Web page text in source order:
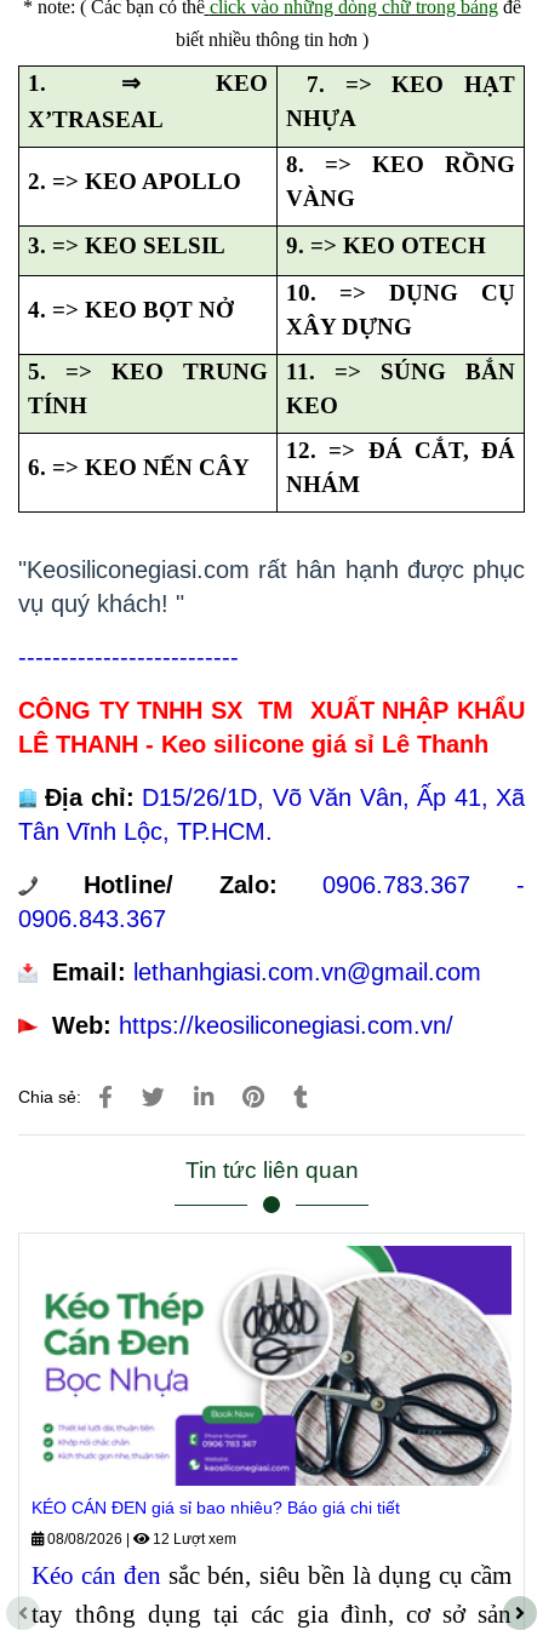
* note: ( Các bạn có thể click vào những dòng chữ trong bảng để
biết nhiều thông tin hơn )
1. ⇒ KEO
X’TRASEAL
7. => KEO HẠT
NHỰA
2. => KEO APOLLO
8. => KEO RỒNG
VÀNG
3. => KEO SELSIL
9. => KEO OTECH
4. => KEO BỌT NỞ
10. => DỤNG CỤ
XÂY DỰNG
5. => KEO TRUNG
TÍNH
11. => SÚNG BẮN
KEO
6. => KEO NẾN CÂY
12. => ĐÁ CẮT, ĐÁ
NHÁM
"Keosiliconegiasi.com rất hân hạnh được phục
vụ quý khách! "
--------------------------
CÔNG TY TNHH SX TM XUẤT NHẬP KHẨU
LÊ THANH - Keo silicone giá sỉ Lê Thanh
Địa chỉ: D15/26/1D, Võ Văn Vân, Ấp 41, Xã
Tân Vĩnh Lộc, TP.HCM.
Hotline/ Zalo: 0906.783.367 -
0906.843.367
Email: lethanhgiasi.com.vn@gmail.com
Web: https://keosiliconegiasi.com.vn/
Chia sẻ:
Tin tức liên quan
KÉO CÁN ĐEN giá sỉ bao nhiêu? Báo giá chi tiết
08/08/2026 | 12 Lượt xem
Kéo cán đensắc bén, siêu bền là dụng cụ cầm
tay thông dụng tại các gia đình, cơ sở sản